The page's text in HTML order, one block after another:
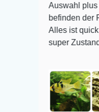
Auswahl
befinden der
Alles ist
super